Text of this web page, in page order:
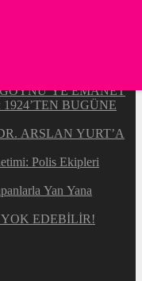
ACI GÜNÜ
ÖZMEN’DEN
Uluslararası
EMANET
BUGÜNE
ARSLAN YURT’A
Polis Ekipleri
Yan Yana
EDEBİLİR!